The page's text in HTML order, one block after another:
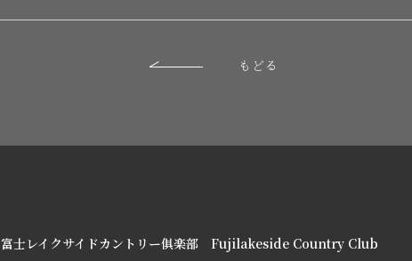
もどる
富士レイクサイドカントリー俱楽部 Fujilakeside Country Club